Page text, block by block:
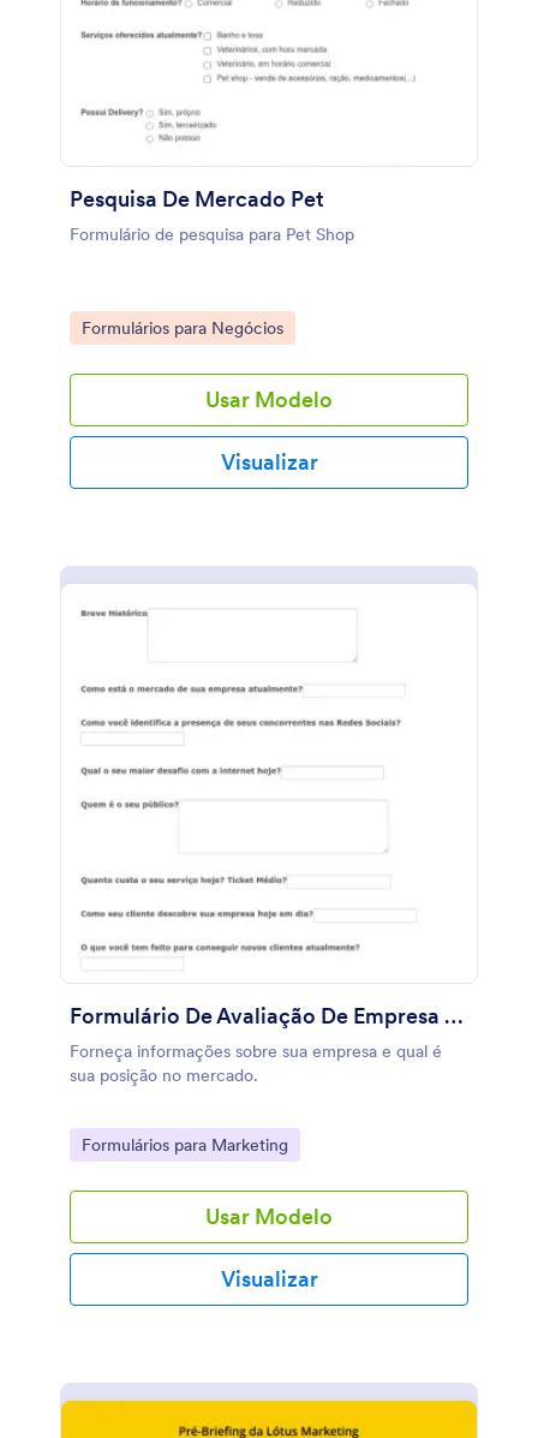
Pesquisa De Mercado Pet
Formulário de pesquisa para Pet Shop
Go to Category:
Formulários para Negócios
Usar Modelo
Visualizar
Formulário De Avaliação De Empresa E Consolidação No Mercado
Forneça informações sobre sua empresa e qual é
sua posição no mercado.
Go to Category:
Formulários para Marketing
Usar Modelo
Visualizar